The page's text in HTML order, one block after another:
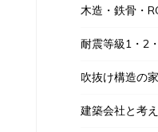
木造・鉄骨・
耐震等級1・2
吹抜け構造の
建築会社と考